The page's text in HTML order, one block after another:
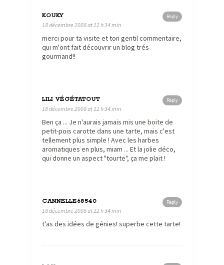
Reply
KOUKY
18 décembre 2008 at 12 h 34 min
merci pour ta visite et ton gentil commentaire,
qui m'ont fait découvrir un blog trés
gourmand!!
Reply
LILI VÉGÉTATOUT
18 décembre 2008 at 12 h 34 min
Ben ça ... Je n'aurais jamais mis une boite de
petit-pois carotte dans une tarte, mais c'est
tellement plus simple ! Avec les harbes
aromatiques en plus, miam ... Et la jolie déco,
qui donne un aspect "tourte", ça me plait !
Reply
CANNELLE68540
18 décembre 2008 at 12 h 34 min
t'as des idées de génies! superbe cette tarte!